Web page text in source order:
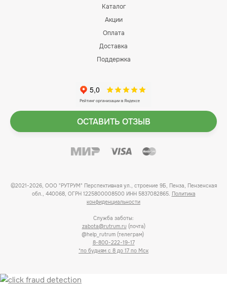
Каталог
Акции
Оплата
Доставка
Поддержка
ОСТАВИТЬ ОТЗЫВ
©2021-2026, ООО "РУТРУМ" Перспективная ул., строение 9Б, Пенза, Пензенская
обл., 440068, ОГРН 1225800008500 ИНН 5837082865. Политика
конфиденциальности
Служба заботы:
zabota@rutrum.ru (почта)
@help_rutrum (телеграм)
8-800-222-19-17
*по будням с 8 до 17 по Мск